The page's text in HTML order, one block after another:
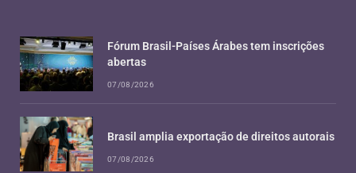
Fórum Brasil-Países Árabes tem inscrições
abertas
07/08/2026
Brasil amplia exportação de direitos autorais
07/08/2026